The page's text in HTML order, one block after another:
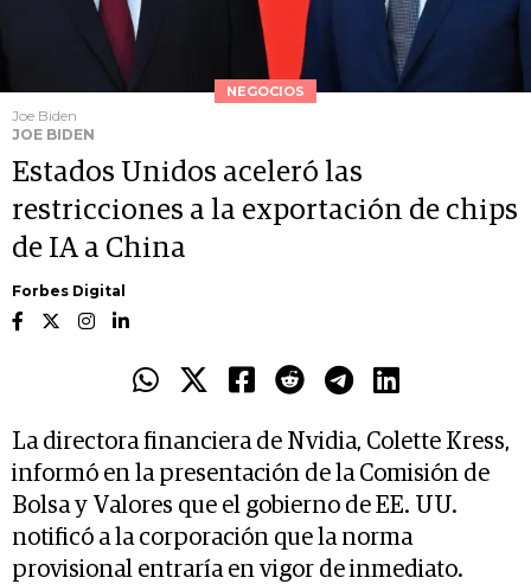
NEGOCIOS
Joe Biden
JOE BIDEN
Estados Unidos aceleró las
restricciones a la exportación de chips
de IA a China
Forbes Digital
La directora financiera de Nvidia, Colette Kress,
informó en la presentación de la Comisión de
Bolsa y Valores que el gobierno de EE. UU.
notificó a la corporación que la norma
provisional entraría en vigor de inmediato.